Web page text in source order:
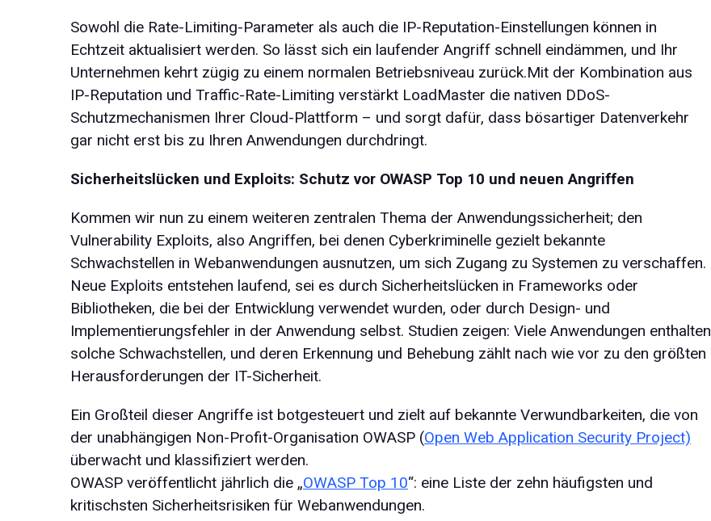
Sowohl die Rate-Limiting-Parameter als auch die IP-Reputation-Einstellungen können in
Echtzeit aktualisiert werden. So lässt sich ein laufender Angriff schnell eindämmen, und Ihr
Unternehmen kehrt zügig zu einem normalen Betriebsniveau zurück.Mit der Kombination aus
IP-Reputation und Traffic-Rate-Limiting verstärkt LoadMaster die nativen DDoS-
Schutzmechanismen Ihrer Cloud-Plattform – und sorgt dafür, dass bösartiger Datenverkehr
gar nicht erst bis zu Ihren Anwendungen durchdringt.
Sicherheitslücken und Exploits: Schutz vor OWASP Top 10 und neuen Angriffen
Kommen wir nun zu einem weiteren zentralen Thema der Anwendungssicherheit; den
Vulnerability Exploits, also Angriffen, bei denen Cyberkriminelle gezielt bekannte
Schwachstellen in Webanwendungen ausnutzen, um sich Zugang zu Systemen zu verschaffen.
Neue Exploits entstehen laufend, sei es durch Sicherheitslücken in Frameworks oder
Bibliotheken, die bei der Entwicklung verwendet wurden, oder durch Design- und
Implementierungsfehler in der Anwendung selbst. Studien zeigen: Viele Anwendungen enthalten
solche Schwachstellen, und deren Erkennung und Behebung zählt nach wie vor zu den größten
Herausforderungen der IT-Sicherheit.
Ein Großteil dieser Angriffe ist botgesteuert und zielt auf bekannte Verwundbarkeiten, die von
der unabhängigen Non-Profit-Organisation OWASP (Open Web Application Security Project)
überwacht und klassifiziert werden.
OWASP veröffentlicht jährlich die „OWASP Top 10“: eine Liste der zehn häufigsten und
kritischsten Sicherheitsrisiken für Webanwendungen.